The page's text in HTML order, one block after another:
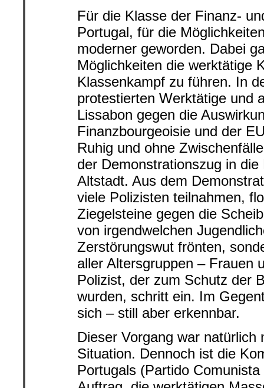
Für die Klasse der Finanz-
Portugal, für die
moderner geworden. Dabei
Möglichkeiten die werktätige
Klassenkampf zu führen. In
protestierten Werktätige und
Lissabon gegen die
Finanzbourgeoisie und der
Ruhig und ohne
der Demonstrationszug in
Altstadt. Aus dem
viele Polizisten teilnahmen,
Ziegelsteine gegen die
von irgendwelchen
Zerstörungswut frönten,
aller Altersgruppen – Frauen
Polizist, der zum Schutz der
wurden, schritt ein. Im
sich – still aber erkennbar.
Dieser Vorgang war natürlich
Situation. Dennoch ist die
Portugals (Partido